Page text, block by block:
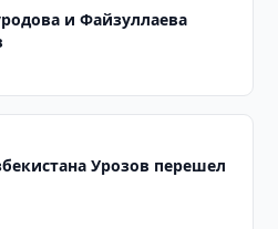
и Файзуллаева
Урозов перешел